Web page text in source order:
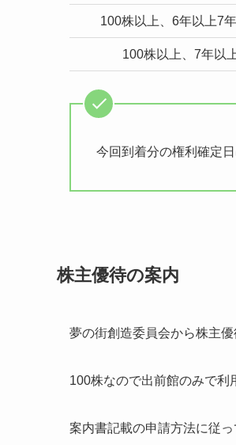
100株以上、6年以上7
100株以上、7年以
今回到着分の権利確定
株主優待の案内
夢の街創造委員会から株主優
100株なので出前館のみで利
案内書記載の申請方法に従